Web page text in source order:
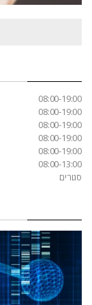
08:00-19:00
08:00-19:00
08:00-19:00
08:00-19:00
08:00-19:00
08:00-13:00
סגורים